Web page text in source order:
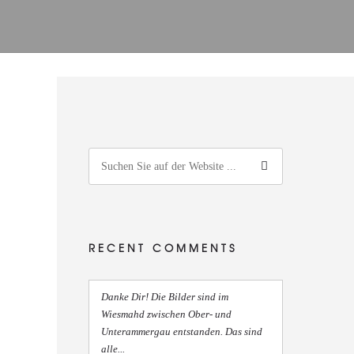
RECENT COMMENTS
Danke Dir! Die Bilder sind im
Wiesmahd zwischen Ober- und
Unterammergau entstanden. Das sind
alle...